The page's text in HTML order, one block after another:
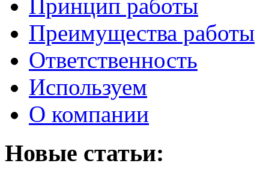
Принцип работы
Преимущества работы
Ответственность
Используем
О компании
Новые статьи: